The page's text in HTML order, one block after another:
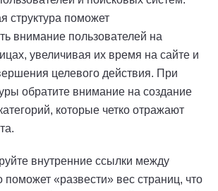
структура поможет
внимание пользователей на
увеличивая их время на сайте и
целевого действия. При
обратите внимание на создание
которые четко отражают
внутренние ссылки между
«развести» вес страниц, что